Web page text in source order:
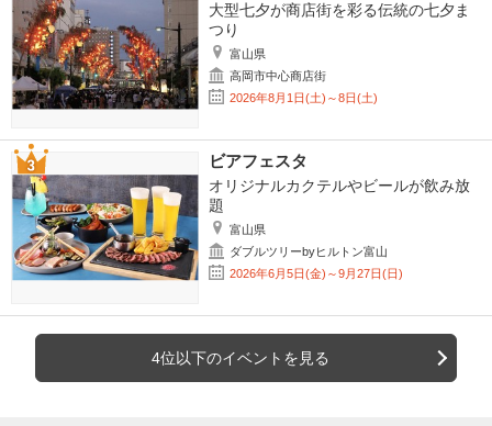
大型七夕が商店街を彩る伝統の七夕ま
つり
富山県
高岡市中心商店街
2026年8月1日(土)～8日(土)
ビアフェスタ
オリジナルカクテルやビールが飲み放
題
富山県
ダブルツリーbyヒルトン富山
2026年6月5日(金)～9月27日(日)
4位以下のイベントを見る